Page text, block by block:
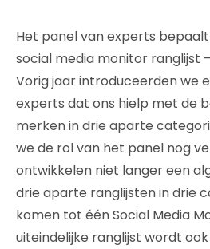
Het panel van experts
social media monitor ranglijst
Vorig jaar introduceerden we
experts dat ons hielp met de
merken in drie aparte
we de rol van het panel nog
ontwikkelen niet langer een
drie aparte ranglijsten in drie
komen tot één Social Media
uiteindelijke ranglijst wordt